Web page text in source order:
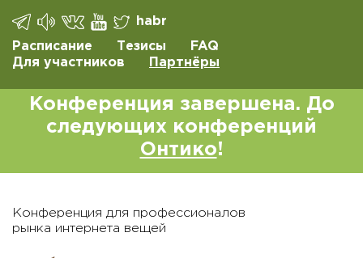
habr
Расписание Тезисы
FAQ
Для участников
Партнёры
Конференция завершена. До
следующих конференций
Онтико!
Конференция для профессионалов
рынка интернета вещей